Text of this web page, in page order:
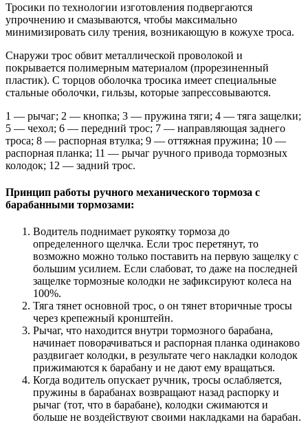
Тросики по технологии изготовления подвергаются
упрочнению и смазываются, чтобы максимально
минимизировать силу трения, возникающую в кожухе троса.
Снаружи трос обвит металлической проволокой и
покрывается полимерным материалом (прорезиненный
пластик). С торцов оболочка тросика имеет специальные
стальные оболочки, гильзы, которые запрессовываются.
1 — рычаг; 2 — кнопка; 3 — пружина тяги; 4 — тяга защелки;
5 — чехол; 6 — передний трос; 7 — направляющая заднего
троса; 8 — распорная втулка; 9 — оттяжная пружина; 10 —
распорная планка; 11 — рычаг ручного привода тормозных
колодок; 12 — задний трос.
Принцип работы ручного механического тормоза с
барабанными тормозами:
Водитель поднимает рукоятку тормоза до
определенного щелчка. Если трос перетянут, то
возможно можно только поставить на первую защелку с
большим усилием. Если слабоват, то даже на последней
защелке тормозные колодки не зафиксируют колеса на
100%.
Тяга тянет основной трос, о он тянет вторичные тросы
через крепежный кронштейн.
Рычаг, что находится внутри тормозного барабана,
начинает поворачиваться и распорная планка одинаково
раздвигает колодки, в результате чего накладки колодок
прижимаются к барабану и не дают ему вращаться.
Когда водитель опускает ручник, тросы ослабляется,
пружины в барабанах возвращают назад распорку и
рычаг (тот, что в барабане), колодки сжимаются и
больше не воздействуют своими накладками на барабан.